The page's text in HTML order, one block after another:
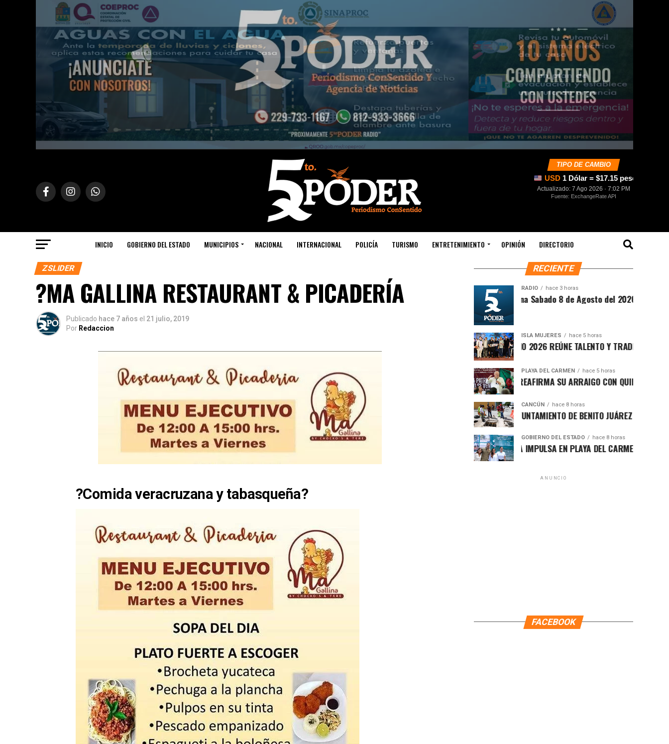
TIPO DE CAMBIO
USD 1 Dólar = $17.15 pesos
Actualizado: 7 Ago 2026 · 7:02 PM
Fuente: ExchangeRate API
INICIO GOBIERNO DEL ESTADO MUNICIPIOS NACIONAL INTERNACIONAL POLICÍA TURISMO ENTRETENIMIENTO OPINIÓN DIRECTORIO
ZSLIDER
?MA GALLINA RESTAURANT & PICADERÍA
Publicado hace 7 años el 21 julio, 2019
Por Redaccion
?Comida veracruzana y tabasqueña?
RECIENTE
RADIO hace 3 horas
Síntesis Matutina Sabado 8 de Agosto del 2026
ISLA MUJERES hace 5 horas
CEVICHE ISLEÑO 2026 REÚNE TALENTO Y TRADICIÓN EN ISLA
PLAYA DEL CARMEN hace 5 horas
RAFA MARÍN REAFIRMA SU ARRAIGO CON QUINTANA ROO Y
CANCÚN hace 8 horas
FORTALECE AYUNTAMIENTO DE BENITO JUÁREZ ACCIONES
GOBIERNO DEL ESTADO hace 8 horas
MARA LEZAMA IMPULSA EN PLAYA DEL CARMEN EL PRIMER
ANUNCIO
FACEBOOK